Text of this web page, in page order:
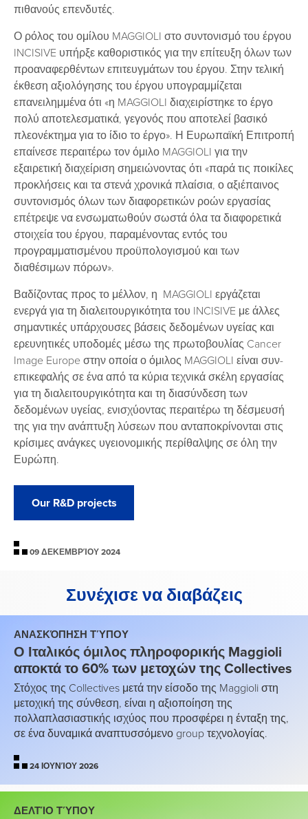
πιθανούς επενδυτές.
Ο ρόλος του ομίλου MAGGIOLI στο συντονισμό του έργου
INCISIVE υπήρξε καθοριστικός για την επίτευξη όλων των
προαναφερθέντων επιτευγμάτων του έργου. Στην τελική
έκθεση αξιολόγησης του έργου υπογραμμίζεται
επανειλημμένα ότι «η MAGGIOLI διαχειρίστηκε το έργο
πολύ αποτελεσματικά, γεγονός που αποτελεί βασικό
πλεονέκτημα για το ίδιο το έργο». Η Ευρωπαϊκή Επιτροπή
επαίνεσε περαιτέρω τον όμιλο MAGGIOLI για την
εξαιρετική διαχείριση σημειώνοντας ότι «παρά τις ποικίλες
προκλήσεις και τα στενά χρονικά πλαίσια, ο αξιέπαινος
συντονισμός όλων των διαφορετικών ροών εργασίας
επέτρεψε να ενσωματωθούν σωστά όλα τα διαφορετικά
στοιχεία του έργου, παραμένοντας εντός του
προγραμματισμένου προϋπολογισμού και των
διαθέσιμων πόρων».
Βαδίζοντας προς το μέλλον, η MAGGIOLI εργάζεται
ενεργά για τη διαλειτουργικότητα του INCISIVE με άλλες
σημαντικές υπάρχουσες βάσεις δεδομένων υγείας και
ερευνητικές υποδομές μέσω της πρωτοβουλίας Cancer
Image Europe στην οποία ο όμιλος MAGGIOLI είναι συν-
επικεφαλής σε ένα από τα κύρια τεχνικά σκέλη εργασίας
για τη διαλειτουργικότητα και τη διασύνδεση των
δεδομένων υγείας, ενισχύοντας περαιτέρω τη δέσμευσή
της για την ανάπτυξη λύσεων που ανταποκρίνονται στις
κρίσιμες ανάγκες υγειονομικής περίθαλψης σε όλη την
Ευρώπη.
Our R&D projects
09 ΔΕΚΕΜΒΡΊΟΥ 2024
Συνέχισε να διαβάζεις
ΑΝΑΣΚΌΠΗΣΗ ΤΎΠΟΥ
Ο Ιταλικός όμιλος πληροφορικής Maggioli
αποκτά το 60% των μετοχών της Collectives
Στόχος της Collectives μετά την είσοδο της Maggioli στη
μετοχική της σύνθεση, είναι η αξιοποίηση της
πολλαπλασιαστικής ισχύος που προσφέρει η ένταξη της,
σε ένα δυναμικά αναπτυσσόμενο group τεχνολογίας.
24 ΙΟΥΝΊΟΥ 2026
ΔΕΛΤΊΟ ΤΎΠΟΥ